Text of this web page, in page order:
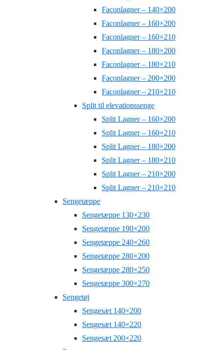
Faconlagner – 140×200
Faconlagner – 160×200
Faconlagner – 160×210
Faconlagner – 180×200
Faconlagner – 180×210
Faconlagner – 200×200
Faconlagner – 210×210
Split til elevationssenge
Split Lagner – 160×200
Split Lagner – 160×210
Split Lagner – 180×200
Split Lagner – 180×210
Split Lagner – 210×200
Split Lagner – 210×210
Sengetæppe
Sengetæppe 130×230
Sengetæppe 190×200
Sengetæppe 240×260
Sengetæppe 280×200
Sengetæppe 280×250
Sengetæppe 300×270
Sengetøj
Sengesæt 140×200
Sengesæt 140×220
Sengesæt 200×220